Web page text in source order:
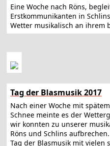
Eine Woche nach Röns,
Erstkommunikanten in
Wetter musikalisch an ihrem
Tag der Blasmusik 2017
Nach einer Woche mit
Schnee meinte es der
wir konnten zu unserer
Röns und Schlins
Tag der Blasmusik mit vielen